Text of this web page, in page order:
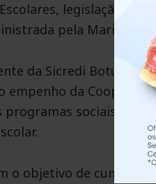
legislação,
pela Marini
da Sicredi Botucaraí
empenho da
sociais nas
o objetivo de cumprir